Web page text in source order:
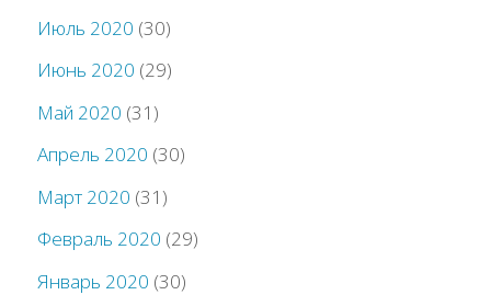
Июль 2020 (30)
Июнь 2020 (29)
Май 2020 (31)
Апрель 2020 (30)
Март 2020 (31)
Февраль 2020 (29)
Январь 2020 (30)